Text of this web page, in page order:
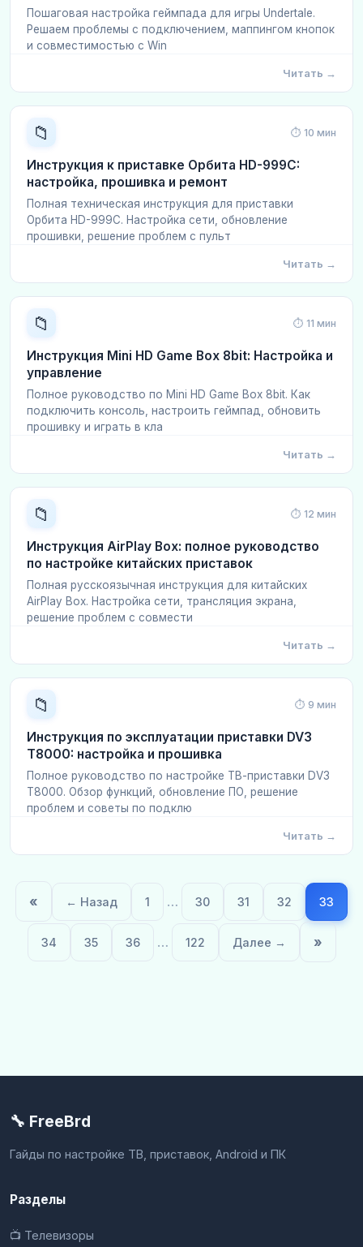
Пошаговая настройка геймпада для игры Undertale.
Решаем проблемы с подключением, маппингом кнопок
и совместимостью с Win
Читать →
📁 ⏱ 10 мин
Инструкция к приставке Орбита HD-999C:
настройка, прошивка и ремонт
Полная техническая инструкция для приставки
Орбита HD-999C. Настройка сети, обновление
прошивки, решение проблем с пульт
Читать →
📁 ⏱ 11 мин
Инструкция Mini HD Game Box 8bit: Настройка и
управление
Полное руководство по Mini HD Game Box 8bit. Как
подключить консоль, настроить геймпад, обновить
прошивку и играть в кла
Читать →
📁 ⏱ 12 мин
Инструкция AirPlay Box: полное руководство
по настройке китайских приставок
Полная русскоязычная инструкция для китайских
AirPlay Box. Настройка сети, трансляция экрана,
решение проблем с совмести
Читать →
📁 ⏱ 9 мин
Инструкция по эксплуатации приставки DV3
T8000: настройка и прошивка
Полное руководство по настройке ТВ-приставки DV3
T8000. Обзор функций, обновление ПО, решение
проблем и советы по подклю
Читать →
« ← Назад 1 … 30 31 32 33
34 35 36 … 122 Далее → »
🔧 FreeBrd
Гайды по настройке ТВ, приставок, Android и ПК
Разделы
📺 Телевизоры